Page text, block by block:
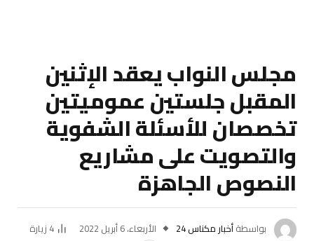
مجلس النواب يعقد الإثنين
المقبل جلستين عموميتين
تخصصان للأسئلة الشفوية
والتصويت على مشاريع
النصوص الجاهزة
بواسطةأخبار مكناس 24 الأربعاء، 6 أبريل 2022 4 زيارة